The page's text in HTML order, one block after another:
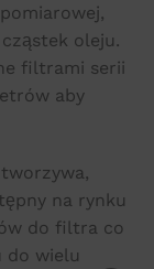
oleju.
filtrami serii
aby
na rynku
do filtra co
do wielu